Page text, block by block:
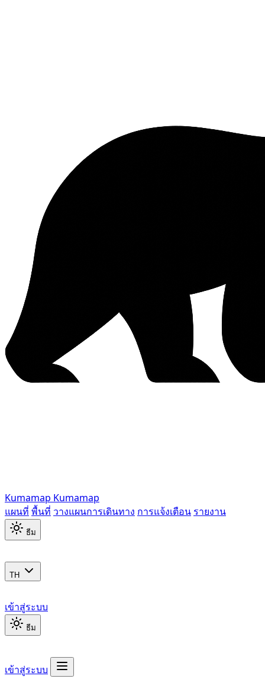
Kumamap Kumamap
แผนที่ พื้นที่ วางแผนการเดินทาง การแจ้งเตือน รายงาน
ธีม
TH
เข้าสู่ระบบ
ธีม
เข้าสู่ระบบ